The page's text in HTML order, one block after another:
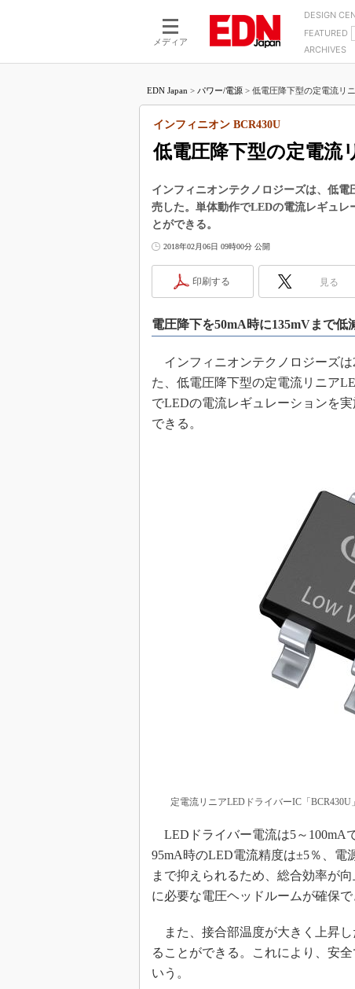
メディア
DESIGN
モーターLSI
FEATURED
つながるクルマ
エレクトロニクス入門
医療エレ（EE Times Japan）
製品解剖（EE Times Japan）
ARCHIVES
マイクロプロセッサ懐古録
用講座
たった2つの式で始めるDC/
バーターの設計
DC-DCコンバーター活用
Wired, Weird
高速シリアル伝送技術講座
アナログ設計のきほん／
めざせ高効率！ モーター
座
Bluetooth mesh入門
USB Type-Cの登場で評価
IoT時代の無線規格を知る
IoT時代の無線規格を知る
EDN Japan > パワー/電源 > 低電圧降下型の定電流リ
低電圧降下型の定電流
インフィニオン BCR430U
インフィニオンテクノロジーズは、低
売した。単体動作でLEDの電流レギュレ
とができる。
2018年02月06日 09時00分 公開
印刷する 見る
電圧降下を50mA時に135mVまで低
インフィニオンテクノロジーズは
た、低電圧降下型の定電流リニア
でLEDの電流レギュレーションを
できる。
定電流リニアLEDドライバーIC「BCR430U」
LEDドライバー電流は5～100mA
95mA時のLED電流精度は±5％、電
まで抑えられるため、総合効率が
に必要な電圧ヘッドルームが確保で
また、接合部温度が大きく上昇し
ることができる。これにより、安
いう。